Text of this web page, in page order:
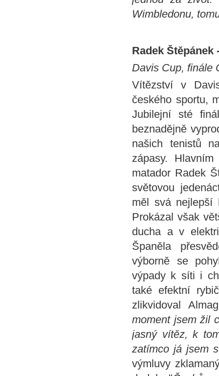
Wimbledonu,
Radek Štěpánek
Davis Cup, finále
Vítězství v
českého sportu,
Jubilejní sté
beznadějně
našich tenistů
zápasy.
matador Radek
světovou
měl svá nejlepší
Prokázal však
ducha a v
Španěla
výborně se
výpady k síti i
také efektní
zlikvidoval
moment jsem žil
jasný vítěz, k
zatímco já jsem
výmluvy